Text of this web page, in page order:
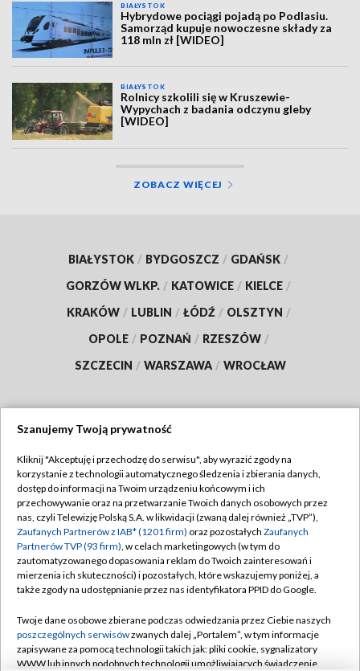
BIAŁYSTOK
Hybrydowe pociągi pojadą po Podlasiu.
Samorząd kupuje nowoczesne składy za
118 mln zł [WIDEO]
BIAŁYSTOK
Rolnicy szkolili się w Kruszewie-
Wypychach z badania odczynu gleby
[WIDEO]
ZOBACZ WIĘCEJ
BIAŁYSTOK / BYDGOSZCZ / GDAŃSK /
GORZÓW WLKP. / KATOWICE / KIELCE /
KRAKÓW / LUBLIN / ŁÓDŹ / OLSZTYN /
OPOLE / POZNAŃ / RZESZÓW /
SZCZECIN / WARSZAWA / WROCŁAW
TVP
Abonament TVP
Emisja w TVP
Centrum informacji TVP
Naziemna Telewizja Cyfrowa
Rada Programowa
System NOS
Regulamin TVP
Polityka prywatności
Moje zgody
Pomoc
Kontakt
Szanujemy Twoją prywatność
Kliknij "Akceptuję i przechodzę do serwisu", aby wyrazić zgody na
korzystanie z technologii automatycznego śledzenia i zbierania danych,
dostęp do informacji na Twoim urządzeniu końcowym i ich
przechowywanie oraz na przetwarzanie Twoich danych osobowych przez
nas, czyli Telewizję Polską S.A. w likwidacji (zwaną dalej również „TVP”),
Zaufanych Partnerów z IAB* (1201 firm) oraz pozostałych Zaufanych
Partnerów TVP (93 firm), w celach marketingowych (w tym do
zautomatyzowanego dopasowania reklam do Twoich zainteresowań i
mierzenia ich skuteczności) i pozostałych, które wskazujemy poniżej, a
także zgody na udostępnianie przez nas identyfikatora PPID do Google.
Twoje dane osobowe zbierane podczas odwiedzania przez Ciebie naszych
poszczególnych serwisówzwanych dalej „Portalem”, w tym informacje
zapisywane za pomocą technologii takich jak: pliki cookie, sygnalizatory
WWW lub innych podobnych technologii umożliwiających świadczenie